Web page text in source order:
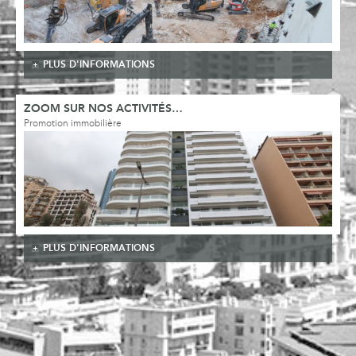
PLUS D'INFORMATIONS
ZOOM SUR NOS ACTIVITÉS…
Promotion immobilière
PLUS D'INFORMATIONS